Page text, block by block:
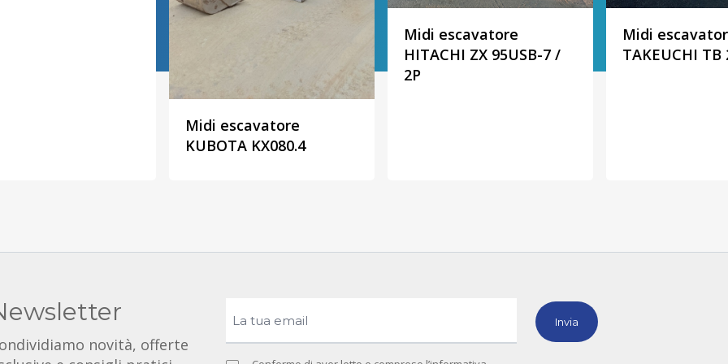
Midi escavatore
KUBOTA KX080.4
Midi escavatore
HITACHI ZX 95USB-7 /
2P
Midi
TAKEUCHI TB
novità, offerte